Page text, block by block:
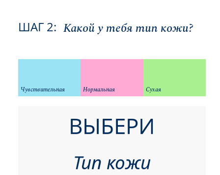
ШАГ 2: Какой у тебя тип кожи?
Чувствительная Нормальная Сухая
ВЫБЕРИ
Тип кожи